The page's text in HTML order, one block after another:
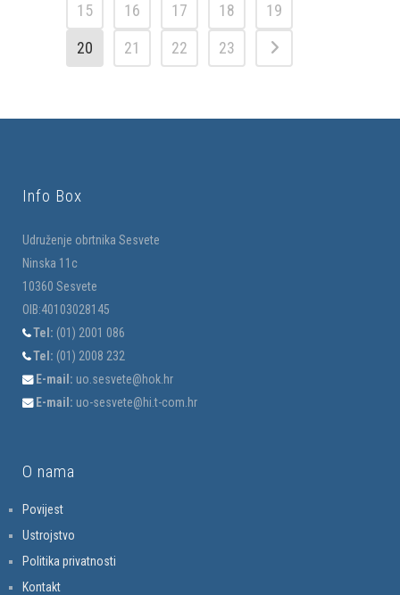
15
16 17 18
19
20
21 22 23
Info Box
Udruženje obrtnika Sesvete
Ninska 11c
10360 Sesvete
OIB:40103028145
Tel: (01) 2001 086
Tel: (01) 2008 232
E-mail: uo.sesvete@hok.hr
E-mail: uo-sesvete@hi.t-com.hr
O nama
Povijest
Ustrojstvo
Politika privatnosti
Kontakt